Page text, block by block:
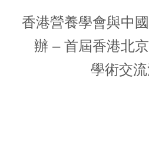
香港營養學會與中
辦 – 首屆香港北
學術交